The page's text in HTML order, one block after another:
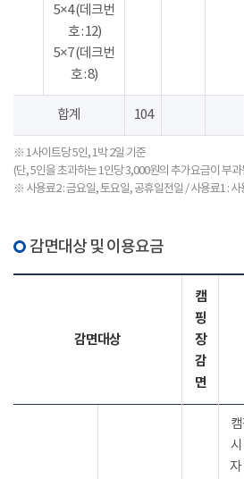
5×4 (데크번
호 : 12)
5×7 (데크번
호 : 8)
합계 104
※ 1사이트당 5인, 1박 2일 기준
(단, 5인을 초과하는 1인당 3,000원의 추가요금이 부과
※ 사용료2 : 금요일, 토요일, 공휴일전일 / 사용료1 : 사
감면대상 및 이용요금
감면대상
캠
핑
장
감
면
자